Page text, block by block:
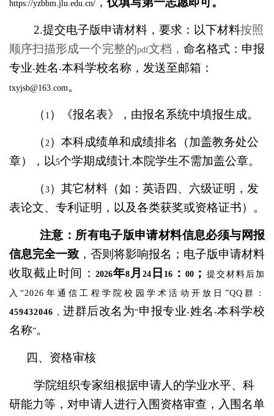
https://yzbbm.jlu.edu.cn/
2.提交电子版申请材料，要求：以下材料按照
顺序扫描形成一个完整的pdf文档， 命名格式：申报
专业-姓名 -本科学校名称，发送至邮箱：
txyjsb@163.com。
（ 1 ）《报名表》，由报名系统中填报生成。
（ 2 ）本科成绩单和成绩排名（加盖教务处公
章），以5个学期成绩计,本院学生不需加盖公章。
（ 3 ）其它材料（如：英语四、六级证明，发
表论文、专利证明，以及各类获奖或资格证书）。
注意：所有电子版申请材料信息必须与网报
信息完全一致 ，否则将影响报名；电子版申请材料
收取截止时间： 2026年8月24 日 16 ：00 ； 提交材料后加
入“2026 年通信工程学院校园学术活动开放日 ”QQ 群：
459432046 ，进群后改名为“申报专业-姓名 -本科学校
名称”。
四、资格审核
学院组织专家组根据申请人的学业水平、科
研能力等，对申请人进行入围资格审查，入围名单